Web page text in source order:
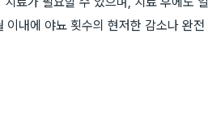
내에 야뇨 횟수의 현저한 감소나 완전